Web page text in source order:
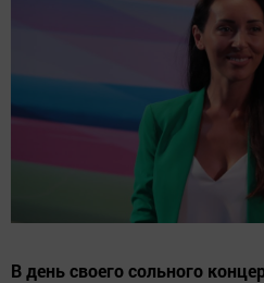
В день своего сольного